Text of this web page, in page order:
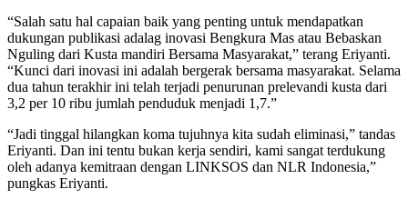
“Salah satu hal capaian baik yang penting untuk mendapatkan
dukungan publikasi adalag inovasi Bengkura Mas atau Bebaskan
Nguling dari Kusta mandiri Bersama Masyarakat,” terang Eriyanti.
“Kunci dari inovasi ini adalah bergerak bersama masyarakat. Selama
dua tahun terakhir ini telah terjadi penurunan prelevandi kusta dari
3,2 per 10 ribu jumlah penduduk menjadi 1,7.”
“Jadi tinggal hilangkan koma tujuhnya kita sudah eliminasi,” tandas
Eriyanti. Dan ini tentu bukan kerja sendiri, kami sangat terdukung
oleh adanya kemitraan dengan LINKSOS dan NLR Indonesia,”
pungkas Eriyanti.